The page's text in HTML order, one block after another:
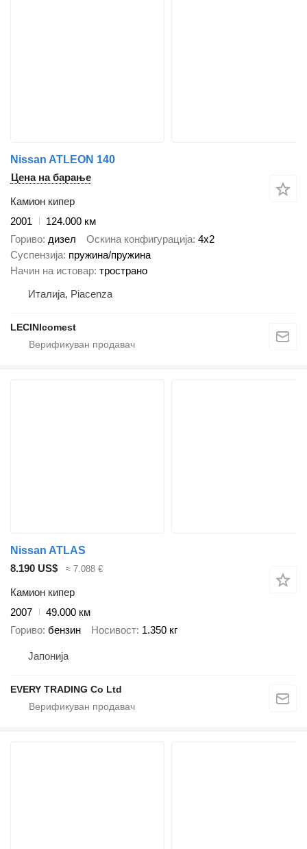
Nissan ATLEON 140
Цена на барање
Камион кипер
2001
124.000 км
Гориво дизел Оскина конфигурација 4x2
Суспензија пружина/пружина
Начин на истовар тространо
Италија, Piacenza
LECINIcomest
Nissan ATLAS
8.190 US$
≈ 7.088 €
Камион кипер
2007
49.000 км
Гориво бензин Носивост 1.350 кг
Јапонија
EVERY TRADING Co Ltd